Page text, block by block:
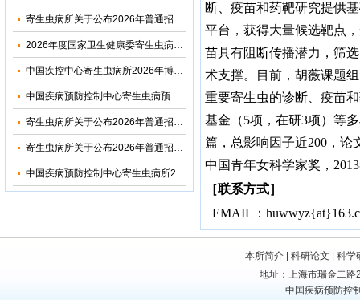
寄生虫病所关于公布2026年普通招考博士考生调剂复试名单的通知
2026年度国家卫生健康委寄生虫病原与媒介生物学重点实验室开放课题申请通知
中国疾控中心寄生虫病所2026年博士研究生招生调剂信息公布
中国疾病预防控制中心寄生虫病预防控制所2026年部门预算
寄生虫病所关于公布2026年普通招考公共卫生博士考生复试名单的通知
寄生虫病所关于公布2026年普通招考学术学位博士考生复试名单的通知
中国疾病预防控制中心寄生虫病所2024年度部门决算
断、疫苗和药靶研究提供
平台，获得大量候选靶点
苗具有阻断传播潜力，筛
术支撑。
目前，胡薇课题
重要寄生虫的诊断、疫苗
基金（5项，在研3项）等
篇，总影响因子近200 ，论
中国青年女科学家奖， 2013
［联系方式］
EMAIL ：
本所简介 科研论文
科学
地址：上海市瑞金二
中国疾病预防控